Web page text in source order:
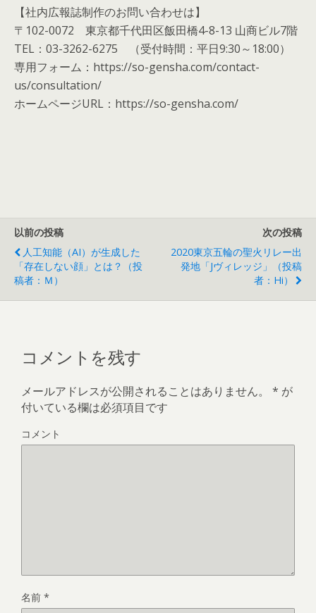
【社内広報誌制作のお問い合わせは】
〒102-0072 東京都千代田区飯田橋4-8-13 山商ビル7階
TEL：03-3262-6275 （受付時間：平日9:30～18:00）
専用フォーム：https://so-gensha.com/contact-
us/consultation/
ホームページURL：https://so-gensha.com/
以前の投稿
人工知能（AI）が生成した
「存在しない顔」とは？（投
稿者：Ｍ）
次の投稿
2020東京五輪の聖火リレー出
発地「Jヴィレッジ」（投稿
者：Hi）
コメントを残す
メールアドレスが公開されることはありません。 * が
付いている欄は必須項目です
コメント
名前 *